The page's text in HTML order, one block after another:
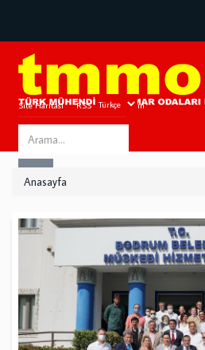
Site Haritası RSS Bize Ulaşın
Search
this
Anasayfa